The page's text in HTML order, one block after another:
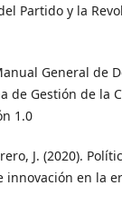
Partido y la
General de
de Gestión de la
1.0
J. (2020).
innovación en la